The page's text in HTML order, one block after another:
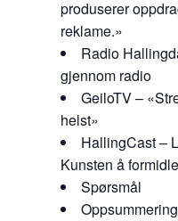
produserer
reklame.»
Radio
gjennom radio
GeiloTV –
helst»
HallingCast –
Kunsten å formidle
Spørsmål